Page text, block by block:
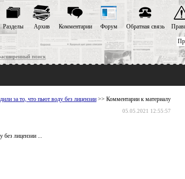
поиск
Разделы Архив Комментарии Форум Обратная связь
за то, что пьют воду без лицензии >> Комментарии к материалу
05.05.2021 12:55:57
без лицензии ...